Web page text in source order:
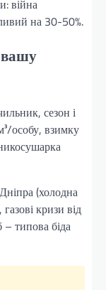
війна
на 30-50%.
сезон і
особу, взимку
(холодна
кризи від
– типова біда